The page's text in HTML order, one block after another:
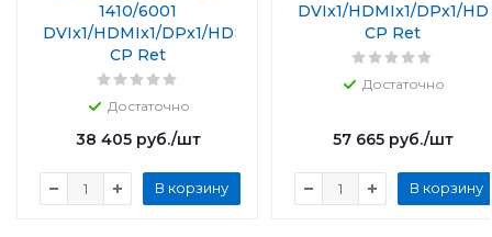
1410/6001
DVIx1/HDMIx1/DPx1/HD
CP Ret
Достаточно
38 405руб./шт
В корзину
DVIx1/HDMIx1/DPx1/HD
CP Ret
Достаточно
57 665руб./шт
В корзину